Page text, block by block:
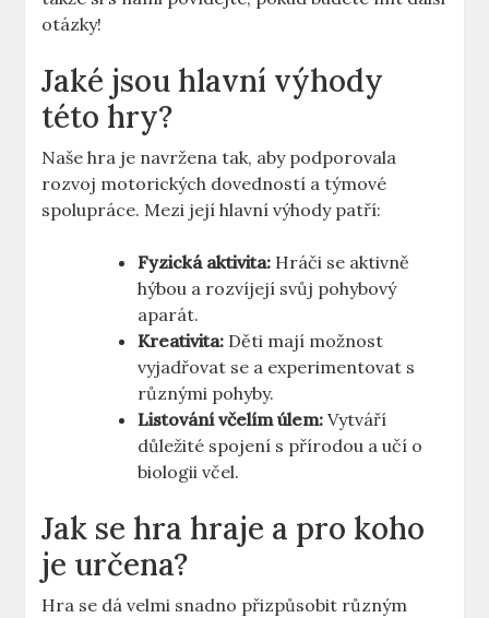
otázky!
Jaké jsou hlavní výhody
této hry?
Naše hra je navržena tak, aby podporovala
rozvoj motorických dovedností a týmové
spolupráce. Mezi její hlavní výhody patří:
Fyzická aktivita: Hráči se aktivně
hýbou a rozvíjejí svůj pohybový
aparát.
Kreativita: Děti mají možnost
vyjadřovat se a experimentovat s
různými pohyby.
Listování včelím úlem: Vytváří
důležité spojení s přírodou a učí o
biologii včel.
Jak se hra hraje a pro koho
je určena?
Hra se dá velmi snadno přizpůsobit různým